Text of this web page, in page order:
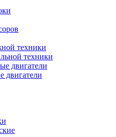
техники
техники
двигатели
двигатели